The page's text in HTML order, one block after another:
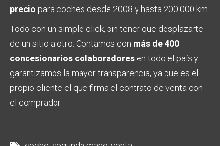
precio para coches desde 2008 y hasta 200.000 km.
Todo con un simple click, sin tener que desplazarte
de un sitio a otro. Contamos con más de 400
concesionarios colaboradores en todo el país y
garantizamos la mayor transparencia, ya que es el
propio cliente el que firma el contrato de venta con
el comprador.